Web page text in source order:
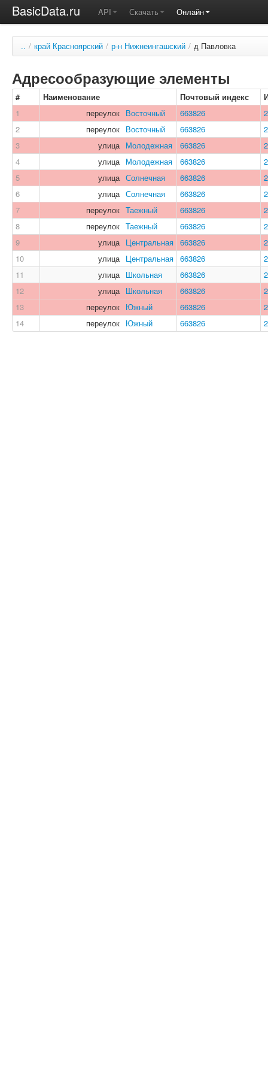
BasicData.ru API Скачать Онлайн
.. / край Красноярский / р-н Нижнеингашский / д Павловка
Адресообразующие элементы
# Наименование Почтовый индекс
1
переулок Восточный 663826
2
переулок Восточный 663826
3
улица Молодежная 663826
4
улица Молодежная 663826
5
улица Солнечная 663826
6
улица Солнечная 663826
7
переулок Таежный 663826
8
переулок Таежный 663826
9
улица Центральная 663826
10
улица Центральная 663826
11
улица Школьная 663826
12
улица Школьная 663826
13
переулок Южный 663826
14
переулок Южный 663826